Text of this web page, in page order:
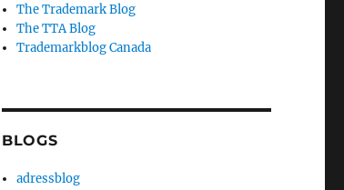
The Trademark Blog
The TTA Blog
Trademarkblog Canada
BLOGS
adressblog